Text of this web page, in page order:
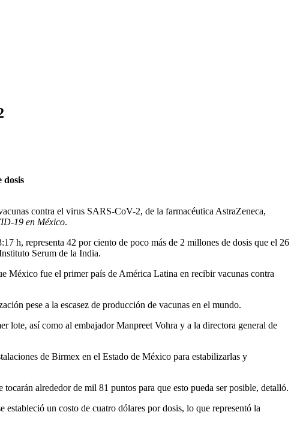
dosis
contra el virus SARS-CoV-2, de la farmacéutica AstraZeneca,
19 en México.
h, representa 42 por ciento de poco más de 2 millones de dosis que el 26
Serum de la India.
México fue el primer país de América Latina en recibir vacunas contra
pese a la escasez de producción de vacunas en el mundo.
lote, así como al embajador Manpreet Vohra y a la directora general de
de Birmex en el Estado de México para estabilizarlas y
alrededor de mil 81 puntos para que esto pueda ser posible, detalló.
un costo de cuatro dólares por dosis, lo que representó la